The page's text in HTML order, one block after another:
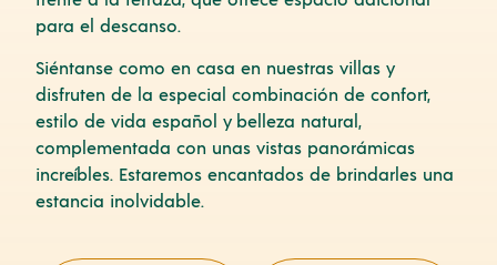
para el descanso.
Siéntanse como en casa en nuestras villas y
disfruten de la especial combinación de confort,
estilo de vida español y belleza natural,
complementada con unas vistas panorámicas
increíbles. Estaremos encantados de brindarles una
estancia inolvidable.